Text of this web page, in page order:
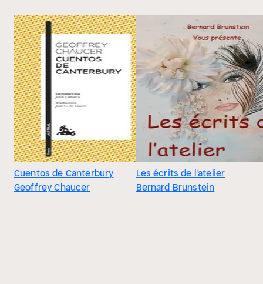
Cuentos de Canterbury
Geoffrey Chaucer
Les écrits de l'atelier
Bernard Brunstein